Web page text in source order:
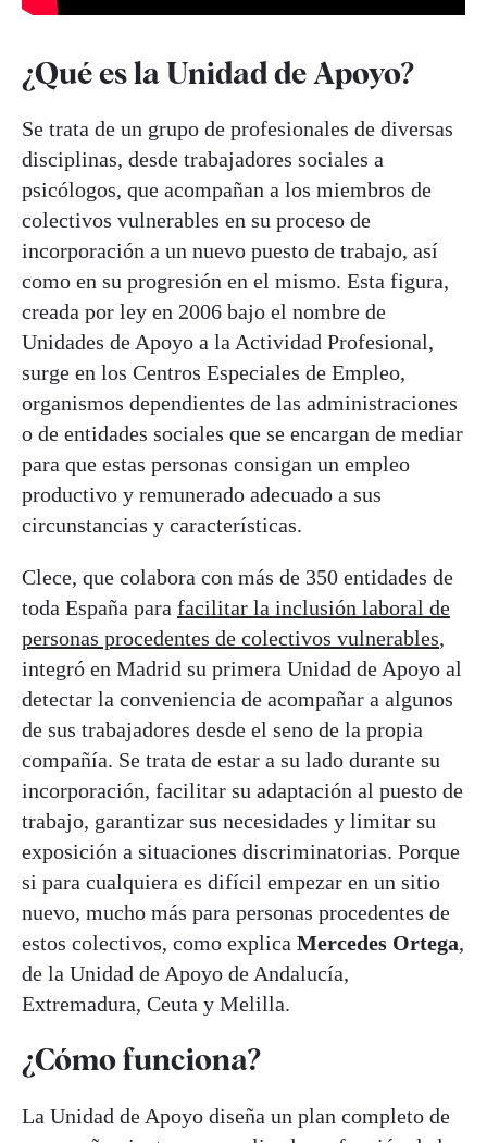
¿Qué es la Unidad de Apoyo?
Se trata de un grupo de profesionales de diversas
disciplinas, desde trabajadores sociales a
psicólogos, que acompañan a los miembros de
colectivos vulnerables en su proceso de
incorporación a un nuevo puesto de trabajo, así
como en su progresión en el mismo. Esta figura,
creada por ley en 2006 bajo el nombre de
Unidades de Apoyo a la Actividad Profesional,
surge en los Centros Especiales de Empleo,
organismos dependientes de las administraciones
o de entidades sociales que se encargan de mediar
para que estas personas consigan un empleo
productivo y remunerado adecuado a sus
circunstancias y características.
Clece, que colabora con más de 350 entidades de
toda España para facilitar la inclusión laboral de
personas procedentes de colectivos vulnerables,
integró en Madrid su primera Unidad de Apoyo al
detectar la conveniencia de acompañar a algunos
de sus trabajadores desde el seno de la propia
compañía. Se trata de estar a su lado durante su
incorporación, facilitar su adaptación al puesto de
trabajo, garantizar sus necesidades y limitar su
exposición a situaciones discriminatorias. Porque
si para cualquiera es difícil empezar en un sitio
nuevo, mucho más para personas procedentes de
estos colectivos, como explica Mercedes Ortega,
de la Unidad de Apoyo de Andalucía,
Extremadura, Ceuta y Melilla.
¿Cómo funciona?
La Unidad de Apoyo diseña un plan completo de